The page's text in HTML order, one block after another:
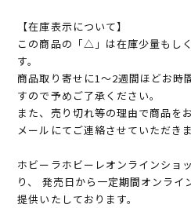
【在庫表示について】
この商品の「△」は在庫少量もし
す。
商品取り寄せに1～2週間ほどお時
すので予めご了承ください。
また、売り切れ等の理由で商品を
メールにてご連絡させていただきま
ホビーラホビーレオンラインショ
り、 発売日から一定期間オンラ
提供いたしております。